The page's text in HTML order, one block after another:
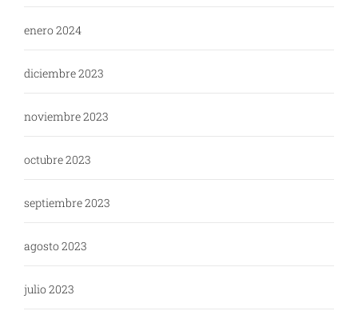
enero 2024
diciembre 2023
noviembre 2023
octubre 2023
septiembre 2023
agosto 2023
julio 2023